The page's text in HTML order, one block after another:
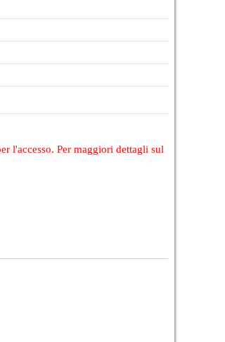
l'accesso. Per maggiori dettagli sul